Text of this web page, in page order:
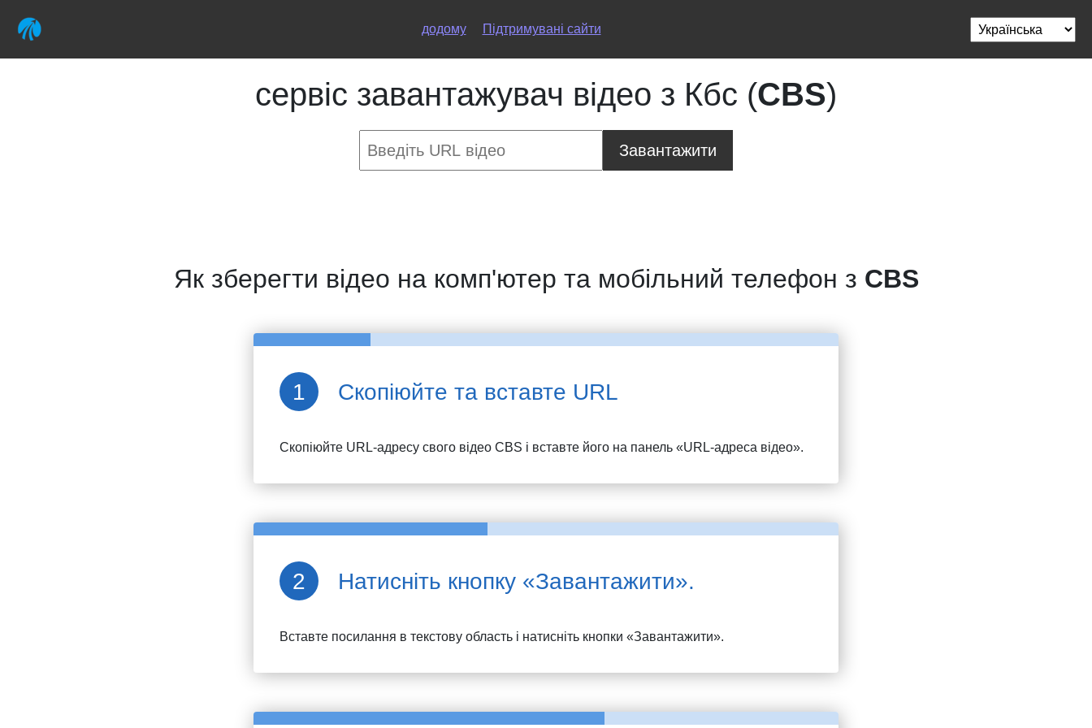
додому Підтримувані сайти
сервіс завантажувач відео з Кбс (CBS)
Завантажити
Як зберегти відео на комп'ютер та мобільний телефон з CBS
Скопіюйте та вставте URL
Скопіюйте URL-адресу свого відео CBS і вставте його на панель «URL-адреса відео».
Натисніть кнопку «Завантажити».
Вставте посилання в текстову область і натисніть кнопки «Завантажити».